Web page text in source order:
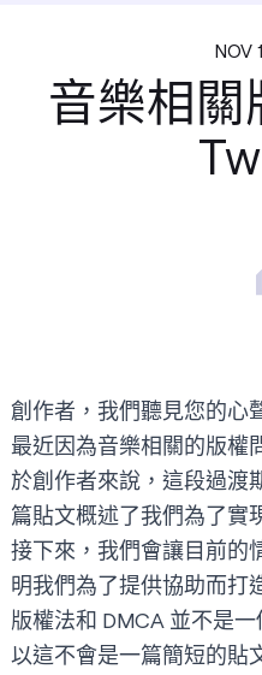
NOV
音樂相關
創作者，我們聽見您的心
最近因為音樂相關的版權
於創作者來說，這段過渡
篇貼文概述了我們為了實
接下來，我們會讓目前的
明我們為了提供協助而打
版權法和 DMCA 並不是
以這不會是一篇簡短的貼